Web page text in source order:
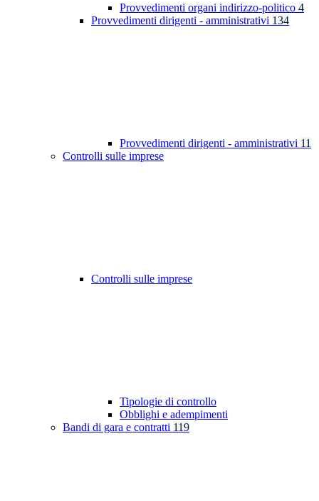
Provvedimenti organi indirizzo-politico 4
Provvedimenti dirigenti - amministrativi 134
Provvedimenti dirigenti - amministrativi 11
Controlli sulle imprese
Controlli sulle imprese
Tipologie di controllo
Obblighi e adempimenti
Bandi di gara e contratti 119